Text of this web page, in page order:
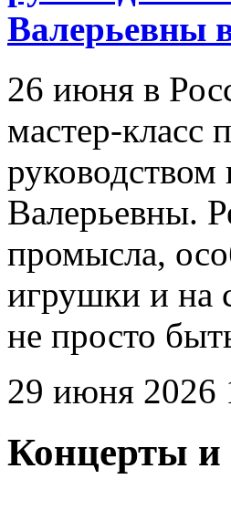
Валерьевны
26 июня в
мастер-класс
Валерьевны.
промысла,
игрушки и на
не просто
29 июня 2026
Концерты и